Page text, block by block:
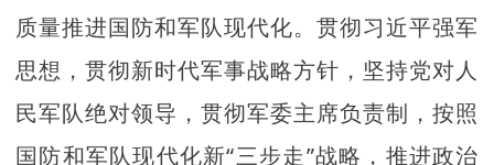
质量推进国防和军队现代化。贯彻习近平强军
思想，贯彻新时代军事战略方针，坚持党对人
民军队绝对领导，贯彻军委主席负责制，按照
国防和军队现代化新“三步走”战略，推进政治